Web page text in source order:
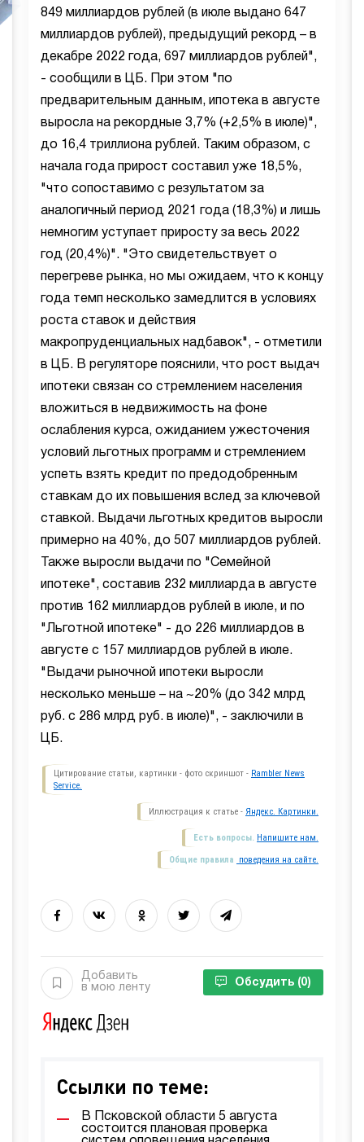
849 миллиардов рублей (в июле выдано 647
миллиардов рублей), предыдущий рекорд – в
декабре 2022 года, 697 миллиардов рублей",
- сообщили в ЦБ. При этом "по
предварительным данным, ипотека в августе
выросла на рекордные 3,7% (+2,5% в июле)",
до 16,4 триллиона рублей. Таким образом, с
начала года прирост составил уже 18,5%,
"что сопоставимо с результатом за
аналогичный период 2021 года (18,3%) и лишь
немногим уступает приросту за весь 2022
год (20,4%)". "Это свидетельствует о
перегреве рынка, но мы ожидаем, что к концу
года темп несколько замедлится в условиях
роста ставок и действия
макропруденциальных надбавок", - отметили
в ЦБ. В регуляторе пояснили, что рост выдач
ипотеки связан со стремлением населения
вложиться в недвижимость на фоне
ослабления курса, ожиданием ужесточения
условий льготных программ и стремлением
успеть взять кредит по предодобренным
ставкам до их повышения вслед за ключевой
ставкой. Выдачи льготных кредитов выросли
примерно на 40%, до 507 миллиардов рублей.
Также выросли выдачи по "Семейной
ипотеке", составив 232 миллиарда в августе
против 162 миллиардов рублей в июле, и по
"Льготной ипотеке" - до 226 миллиардов в
августе с 157 миллиардов рублей в июле.
"Выдачи рыночной ипотеки выросли
несколько меньше – на ~20% (до 342 млрд
руб. с 286 млрд руб. в июле)", - заключили в
ЦБ.
Цитирование статьи, картинки - фото скриншот - Rambler News
Service.
Иллюстрация к статье - Яндекс. Картинки.
Есть вопросы. Напишите нам.
Общие правила поведения на сайте.
Добавить
в мою ленту
Обсудить (0)
Ссылки по теме:
В Псковской области 5 августа
состоится плановая проверка